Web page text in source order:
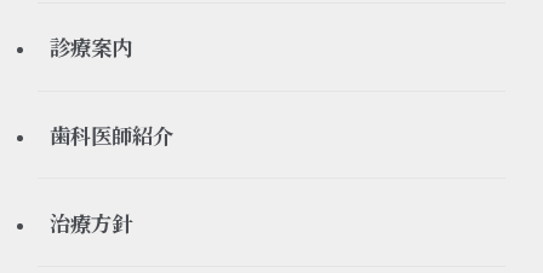
診療案内
歯科医師紹介
治療方針